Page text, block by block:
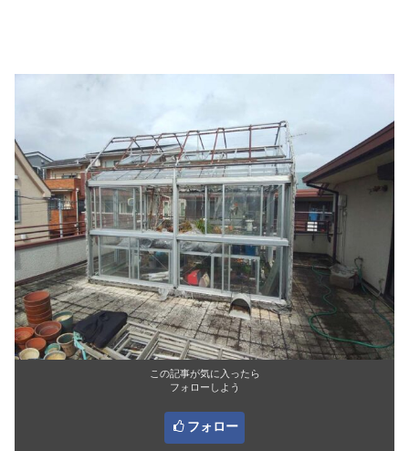
この記事が気に入ったら
フォローしよう
フォロー